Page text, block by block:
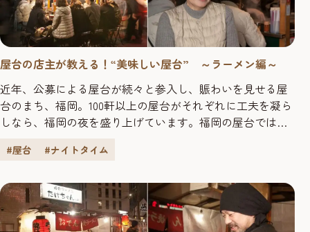
屋台の店主が教える！“美味しい屋台” ～ラーメン編～
近年、公募による屋台が続々と参入し、賑わいを見せる屋
台のまち、福岡。100軒以上の屋台がそれぞれに工夫を凝ら
しなら、福岡の夜を盛り上げています。福岡の屋台では、
籍料理など様々な料理が楽しめるのも魅力の一つです。そ
ロがオススメする屋台の味が、美味しくないわけがない！
「ラーメンが美味しい屋台を...
#屋台 #ナイトタイム